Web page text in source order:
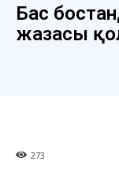
Бас
жазасы
273